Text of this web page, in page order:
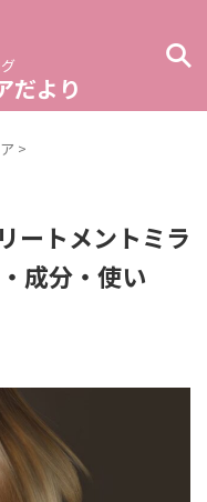
だより
>
ートメントミラ
成分・使い